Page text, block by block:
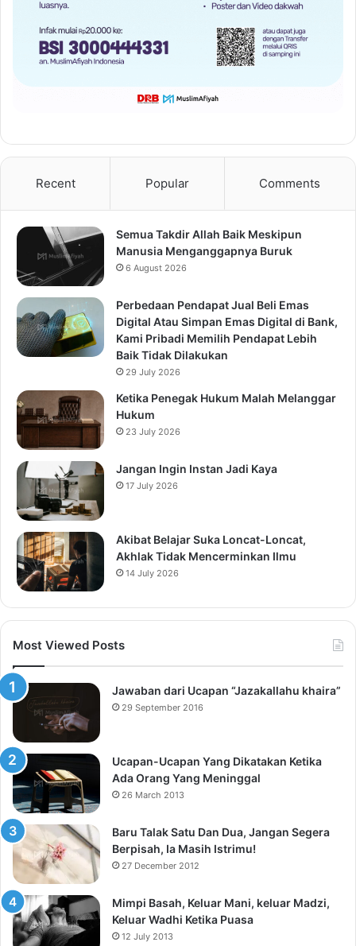
Recent Popular Comments
Semua Takdir Allah Baik Meskipun
Manusia Menganggapnya Buruk
6 August 2026
Perbedaan Pendapat Jual Beli Emas
Digital Atau Simpan Emas Digital di Bank,
Kami Pribadi Memilih Pendapat Lebih
Baik Tidak Dilakukan
29 July 2026
Ketika Penegak Hukum Malah Melanggar
Hukum
23 July 2026
Jangan Ingin Instan Jadi Kaya
17 July 2026
Akibat Belajar Suka Loncat-Loncat,
Akhlak Tidak Mencerminkan Ilmu
14 July 2026
Most Viewed Posts
Jawaban dari Ucapan “Jazakallahu khaira”
29 September 2016
Ucapan-Ucapan Yang Dikatakan Ketika
Ada Orang Yang Meninggal
26 March 2013
Baru Talak Satu Dan Dua, Jangan Segera
Berpisah, Ia Masih Istrimu!
27 December 2012
Mimpi Basah, Keluar Mani, keluar Madzi,
Keluar Wadhi Ketika Puasa
12 July 2013